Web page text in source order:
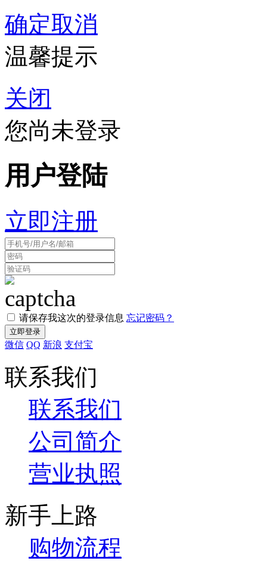
确定取消
温馨提示
关闭
您尚未登录
用户登陆
立即注册
请保存我这次的登录信息 忘记密码？
微信 QQ 新浪 支付宝
联系我们
联系我们
公司简介
营业执照
新手上路
购物流程